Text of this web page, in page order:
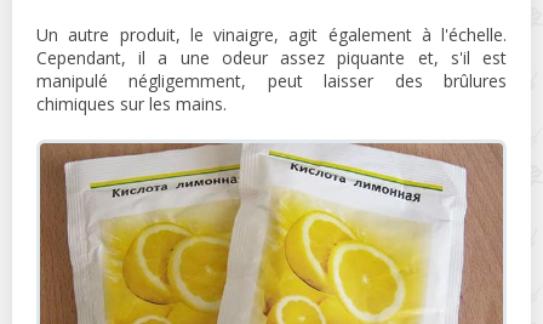
Un autre produit, le vinaigre, agit également à l'échelle.
Cependant, il a une odeur assez piquante et, s'il est
manipulé négligemment, peut laisser des brûlures
chimiques sur les mains.